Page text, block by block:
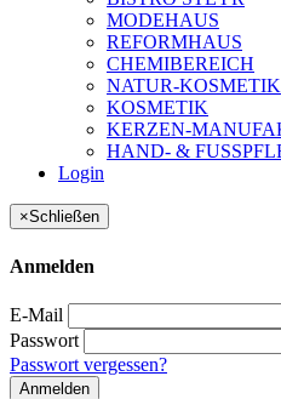
MODEHAUS
REFORMHAUS
CHEMIBEREICH
NATUR-KOSMETIK
KOSMETIK
KERZEN-
HAND- &
Login
×Schließen
Anmelden
E-Mail
Passwort
Passwort vergessen?
Anmelden